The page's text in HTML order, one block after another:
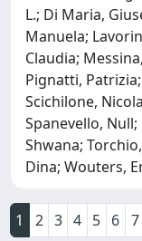
L.; Di Maria,
Manuela;
Claudia;
Pignatti,
Scichilone,
Spanevello,
Shwana;
Dina; Wouters,
1 2 3 4 5 6 7